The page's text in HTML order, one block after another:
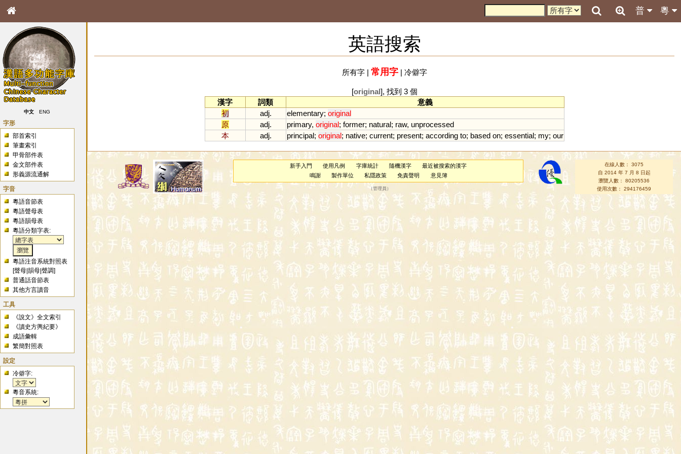
粵
普
中文 ENG
字形
部首索引
筆畫索引
甲骨部件表
金文部件表
形義源流通解
字音
粵語音節表
粵語聲母表
粵語韻母表
粵語分類字表:
粵語注音系統對照表
[聲母 |韻母 |聲調]
普通話音節表
其他方言讀音
工具
《說文》全文索引
《讀史方輿紀要》
成語彙輯
繁簡對照表
設定
冷僻字:
粵音系統:
英語搜索
所有字| 常用字| 冷僻字
[original], 找到 3 個
漢字
詞類
意義
初
adj. elementary; original
原
adj. primary, original; former; natural; raw, unprocessed
本
adj. principal; original; native; current; present; according to; based on; essential; my; our
新手入門 使用凡例 字庫統計 隨機漢字
最近被搜索的漢字
鳴謝
製作單位 私隱政策 免責聲明 意見簿
（管理員 ）
在線人數： 3075
自 2014 年 7 月 8 日起
瀏覽人數： 80205536
使用次數： 294176459